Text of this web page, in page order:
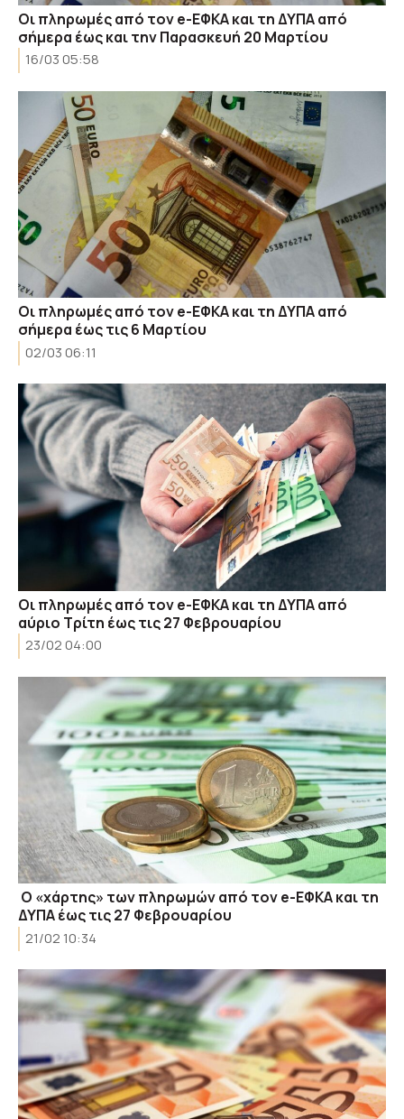
Οι πληρωμές από τον e-ΕΦΚΑ και τη ΔΥΠΑ από
σήμερα έως και την Παρασκευή 20 Μαρτίου
16/03 05:58
Οι πληρωμές από τον e-ΕΦΚΑ και τη ΔΥΠΑ από
σήμερα έως τις 6 Μαρτίου
02/03 06:11
Οι πληρωμές από τον e-ΕΦΚΑ και τη ΔΥΠΑ από
αύριο Τρίτη έως τις 27 Φεβρουαρίου
23/02 04:00
Ο «χάρτης» των πληρωμών από τον e-ΕΦΚΑ και τη
ΔΥΠΑ έως τις 27 Φεβρουαρίου
21/02 10:34